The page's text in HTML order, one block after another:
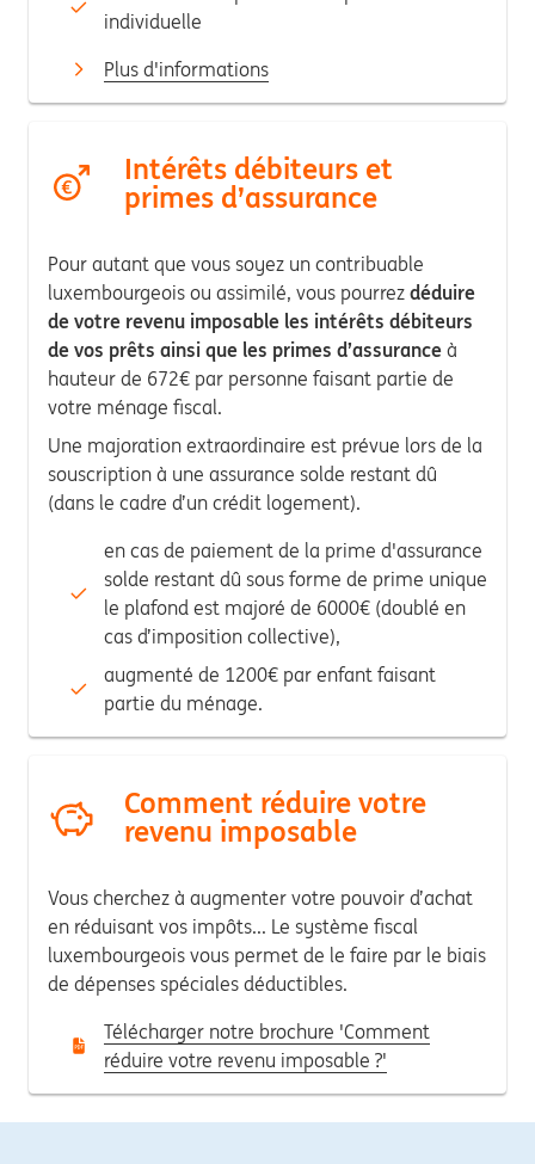
individuelle
Plus d'informations
Intérêts débiteurs et
primes d’assurance
Pour autant que vous soyez un contribuable
luxembourgeois ou assimilé, vous pourrez déduire
de votre revenu imposable les intérêts débiteurs
de vos prêts ainsi que les primes d’assurance à
hauteur de 672€ par personne faisant partie de
votre ménage fiscal.
Une majoration extraordinaire est prévue lors de la
souscription à une assurance solde restant dû
(dans le cadre d’un crédit logement).
en cas de paiement de la prime d'assurance
solde restant dû sous forme de prime unique
le plafond est majoré de 6000€ (doublé en
cas d’imposition collective),
augmenté de 1200€ par enfant faisant
partie du ménage.
Comment réduire votre
revenu imposable
Vous cherchez à augmenter votre pouvoir d’achat
en réduisant vos impôts... Le système fiscal
luxembourgeois vous permet de le faire par le biais
de dépenses spéciales déductibles.
Télécharger notre brochure 'Comment
réduire votre revenu imposable ?'